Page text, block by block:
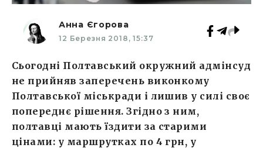
Анна Єгорова
12 Березня 2018, 15:37
Сьогодні Полтавський окружний адмінсуд
не прийняв заперечень виконкому
Полтавської міськради і лишив у силі своє
попереднє рішення. Згідно з ним,
полтавці мають їздити за старими
цінами: у маршрутках по 4 грн, у